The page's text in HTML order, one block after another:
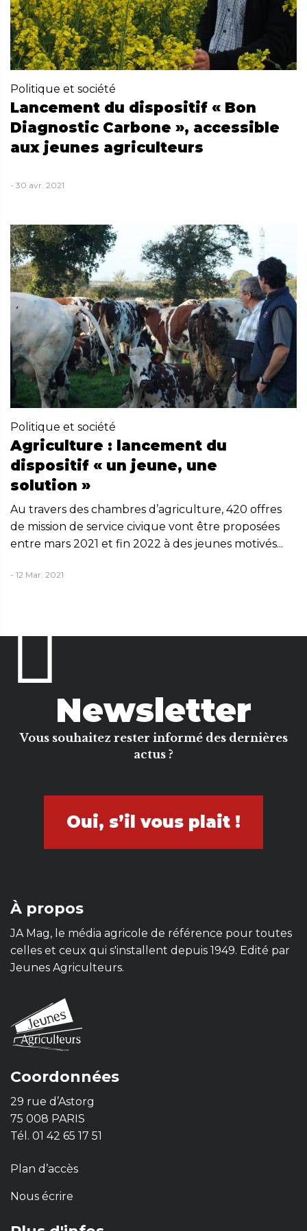
Politique et société
Lancement du dispositif « Bon
Diagnostic Carbone », accessible
aux jeunes agriculteurs
- 30 avr. 2021
Politique et société
Agriculture : lancement du
dispositif « un jeune, une
solution »
Au travers des chambres d’agriculture, 420 offres
de mission de service civique vont être proposées
entre mars 2021 et fin 2022 à des jeunes motivés...
- 12 Mar. 2021
Newsletter
Vous souhaitez rester informé des dernières
actus ?
Oui, s’il vous plait !
À propos
JA Mag, le média agricole de référence pour toutes
celles et ceux qui s'installent depuis 1949. Edité par
Jeunes Agriculteurs.
Coordonnées
29 rue d’Astorg
75 008 PARIS
Tél. 01 42 65 17 51
Plan d’accès
Nous écrire